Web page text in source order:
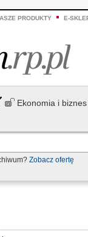
PRODUKTY E-
Ekonomia i biznes
Zobacz ofertę